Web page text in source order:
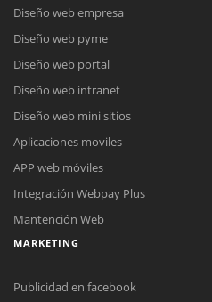
Diseño web empresa
Diseño web pyme
Diseño web portal
Diseño web intranet
Diseño web mini sitios
Aplicaciones moviles
APP web móviles
Integración Webpay Plus
Mantención Web
MARKETING
Publicidad en facebook